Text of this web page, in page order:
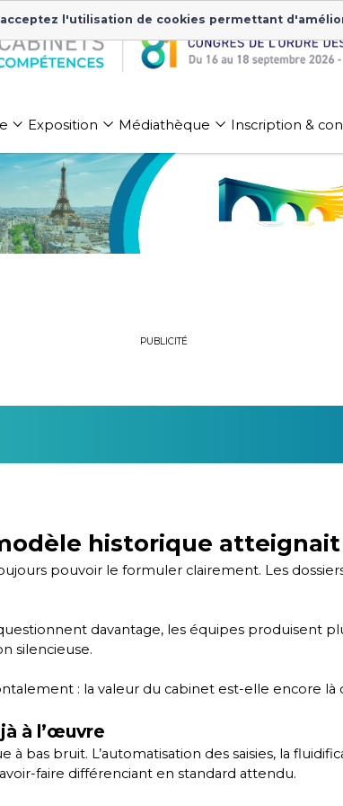
Exposition Médiathèque Inscription &
PUBLICITÉ
historique
pouvoir le formuler clairement. Les
davantage, les équipes produisent
silencieuse.
: la valeur du cabinet est-elle encore là
à l’œuvre
bas bruit. L’automatisation des saisies, la
faire différenciant en standard attendu.
l'utilisation de cookies permettant